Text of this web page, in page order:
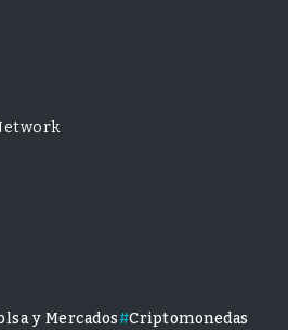
y Mercados
Criptomonedas